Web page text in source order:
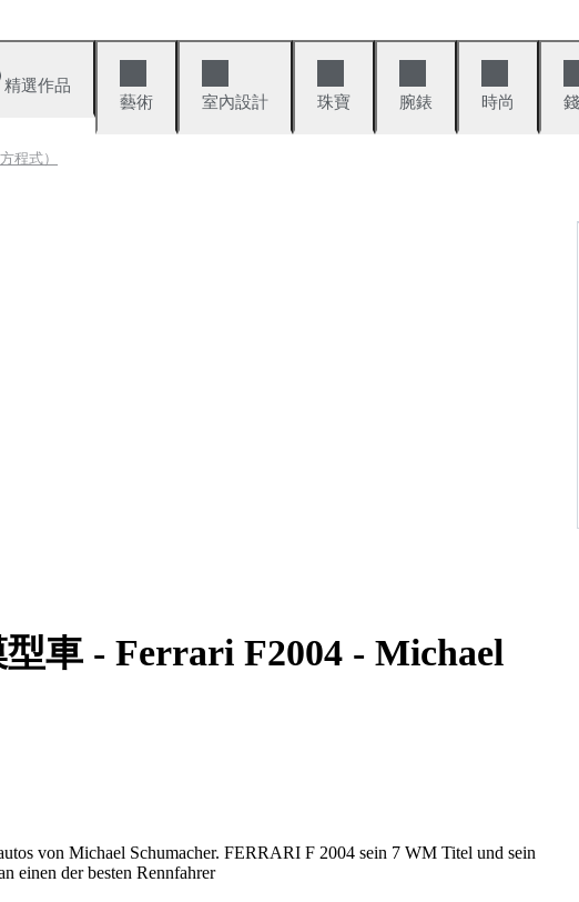
精選作品
藝術
室內設計 珠寶 腕錶 時尚
程式）
車 - Ferrari F2004 - Michael
von Michael Schumacher. FERRARI F 2004 sein 7 WM Titel und sein
einen der besten Rennfahrer